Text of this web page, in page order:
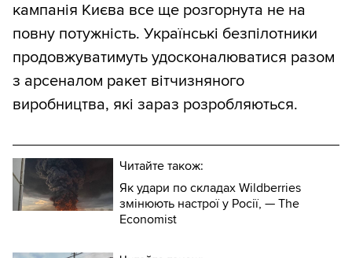
кампанія Києва все ще розгорнута не на
повну потужність. Українські безпілотники
продовжуватимуть удосконалюватися разом
з арсеналом ракет вітчизняного
виробництва, які зараз розробляються.
Читайте також:
Як удари по складах Wildberries
змінюють настрої у Росії, — The
Economist